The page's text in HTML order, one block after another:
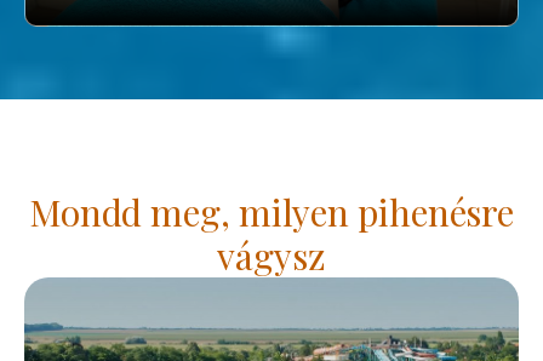
Mondd meg, milyen pihenésre
vágysz